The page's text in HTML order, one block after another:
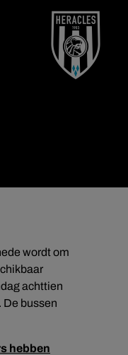
wordt om
achttien
De bussen
hebben